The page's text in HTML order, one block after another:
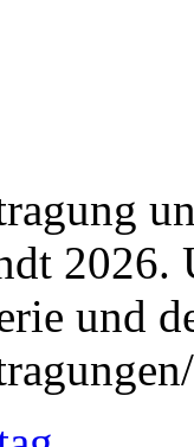
2026.
und